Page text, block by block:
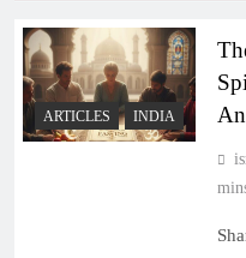
ARTICLES INDIA